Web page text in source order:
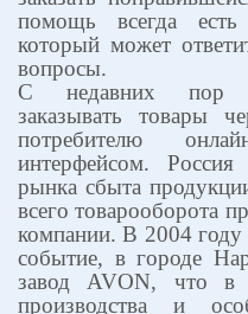
помощь всегда есть
который может
вопросы.
С недавних пор
заказывать товары
потребителю
интерфейсом.
рынка сбыта
всего товарооборота
компании. В 2004 году
событие, в городе
заводAVON, что в
производства и